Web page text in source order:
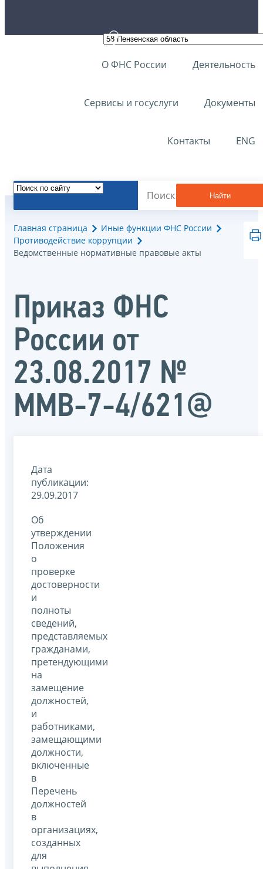
О ФНС России Деятельность
Сервисы и госуслуги Документы
Контакты ENG
Найти
Главная страница
Иные функции ФНС России
Противодействие коррупции
Ведомственные нормативные правовые акты
Приказ ФНС
России от
23.08.2017 №
ММВ-7-4/621@
Дата
публикации:
29.09.2017
Об
утверждении
Положения
о
проверке
достоверности
и
полноты
сведений,
представляемых
гражданами,
претендующими
на
замещение
должностей,
и
работниками,
замещающими
должности,
включенные
в
Перечень
должностей
в
организациях,
созданных
для